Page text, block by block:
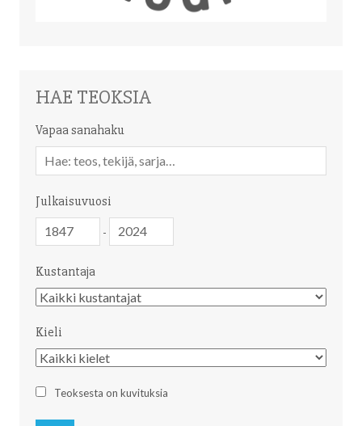
HAE TEOKSIA
Vapaa sanahaku
sanahaku
Julkaisuvuosi
-
Kustantaja
Kustantaja
Kieli
Kieli
Teoksesta on kuvituksia